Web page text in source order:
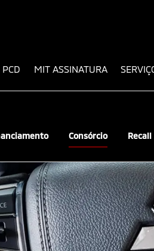
PCD MIT ASSINATURA
Consórcio Recall